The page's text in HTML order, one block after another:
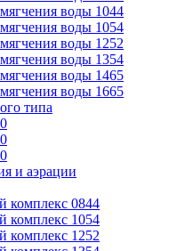
воды 1044
воды 1054
воды 1252
воды 1354
воды 1465
воды 1665
типа
и аэрации
комплекс 0844
комплекс 1054
комплекс 1252